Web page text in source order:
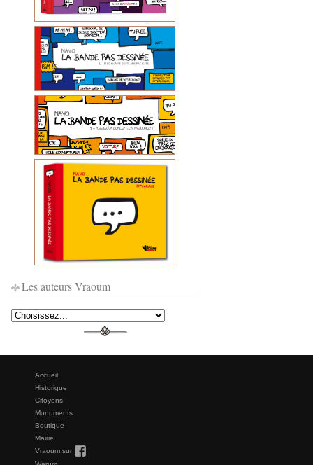
Les auteurs Vraoum
Accueil
Historique
Citoyens
Monuments
Boutique
Mairie
Vraoum sur
